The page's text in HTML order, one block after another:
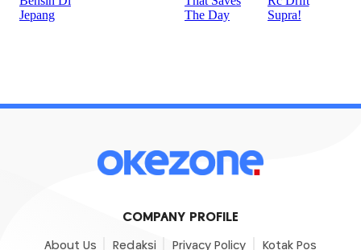
COMPANY PROFILE
About Us Redaksi Privacy Policy Kotak Pos